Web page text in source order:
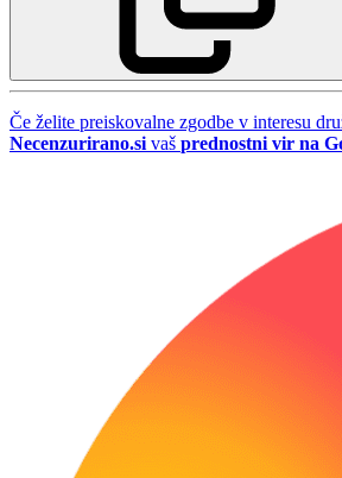
Če želite preiskovalne zgodbe v interesu
Necenzurirano.si vaš prednostni vir na